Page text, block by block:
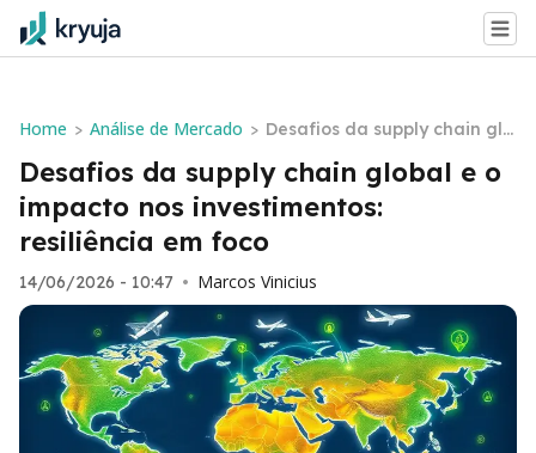
Home > Análise de Mercado > Desafios da supply chain glo
bal e o impacto nos investim
entos: resiliência em foco
Desafios da supply chain global e o
impacto nos investimentos:
resiliência em foco
14/06/2026 - 10:47 • Marcos Vinicius